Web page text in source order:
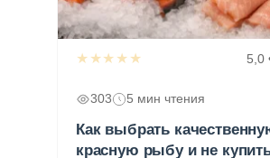
★★★★★ 5,0
303 5 мин чтения
Как выбрать
красную рыбу и не